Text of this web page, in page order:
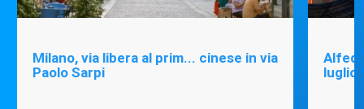
Milano, via libera al prim... cinese in via
Paolo Sarpi
luglio